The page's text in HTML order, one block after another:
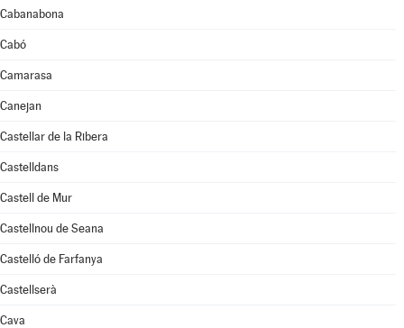
Cabanabona
Cabó
Camarasa
Canejan
Castellar de la Ribera
Castelldans
Castell de Mur
Castellnou de Seana
Castelló de Farfanya
Castellserà
Cava